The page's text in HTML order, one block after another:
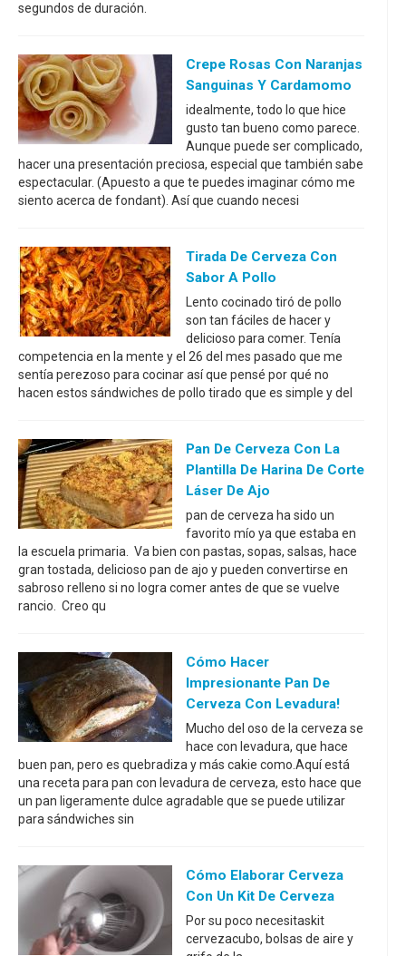
segundos de duración.
Crepe Rosas Con Naranjas
Sanguinas Y Cardamomo
idealmente, todo lo que hice
gusto tan bueno como parece.
Aunque puede ser complicado,
hacer una presentación preciosa, especial que también sabe
espectacular. (Apuesto a que te puedes imaginar cómo me
siento acerca de fondant). Así que cuando necesi
Tirada De Cerveza Con
Sabor A Pollo
Lento cocinado tiró de pollo
son tan fáciles de hacer y
delicioso para comer. Tenía
competencia en la mente y el 26 del mes pasado que me
sentía perezoso para cocinar así que pensé por qué no
hacen estos sándwiches de pollo tirado que es simple y del
Pan De Cerveza Con La
Plantilla De Harina De Corte
Láser De Ajo
pan de cerveza ha sido un
favorito mío ya que estaba en
la escuela primaria. Va bien con pastas, sopas, salsas, hace
gran tostada, delicioso pan de ajo y pueden convertirse en
sabroso relleno si no logra comer antes de que se vuelve
rancio. Creo qu
Cómo Hacer
Impresionante Pan De
Cerveza Con Levadura!
Mucho del oso de la cerveza se
hace con levadura, que hace
buen pan, pero es quebradiza y más cakie como.Aquí está
una receta para pan con levadura de cerveza, esto hace que
un pan ligeramente dulce agradable que se puede utilizar
para sándwiches sin
Cómo Elaborar Cerveza
Con Un Kit De Cerveza
Por su poco necesitaskit
cervezacubo, bolsas de aire y